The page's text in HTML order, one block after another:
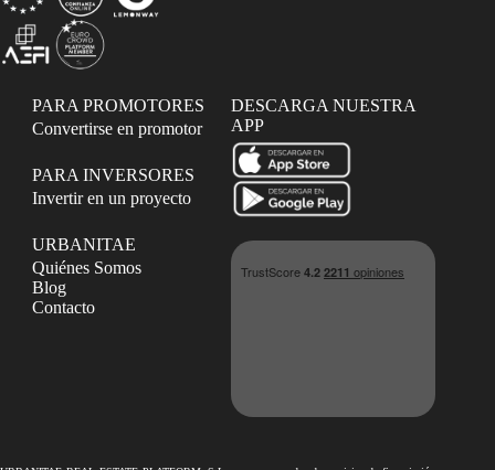
PARA PROMOTORES
Convertirse en promotor
PARA INVERSORES
Invertir en un proyecto
URBANITAE
Quiénes Somos
Blog
Contacto
DESCARGA NUESTRA
APP